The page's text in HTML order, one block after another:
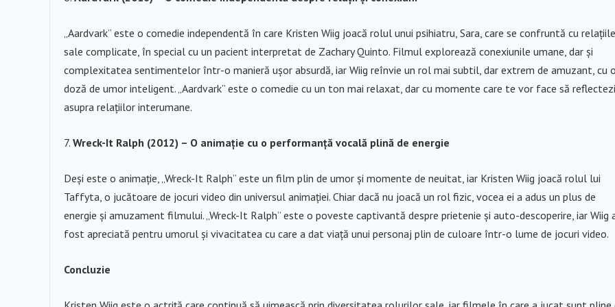
„Aardvark” este o comedie independentă în care Kristen Wiig joacă rolul unui psihiatru, Sara, care se confruntă cu relațiile
sale complicate, în special cu un pacient interpretat de Zachary Quinto. Filmul explorează conexiunile umane, dar și
complexitatea sentimentelor într-o manieră ușor absurdă, iar Wiig reînvie un rol mai subtil, dar extrem de amuzant, cu o
doză de umor inteligent. „Aardvark” este o comedie cu un ton mai relaxat, dar cu momente care te vor face să reflectezi
asupra relațiilor interumane.
Wreck-It Ralph (2012) – O animație cu o performanță vocală plină de energie
Deși este o animație, „Wreck-It Ralph” este un film plin de umor și momente de neuitat, iar Kristen Wiig joacă rolul lui
Taffyta, o jucătoare de jocuri video din universul animației. Chiar dacă nu joacă un rol fizic, vocea ei a adus un plus de
energie și amuzament filmului. „Wreck-It Ralph” este o poveste captivantă despre prietenie și auto-descoperire, iar Wiig
fost apreciată pentru umorul și vivacitatea cu care a dat viață unui personaj plin de culoare într-o lume de jocuri video.
Concluzie